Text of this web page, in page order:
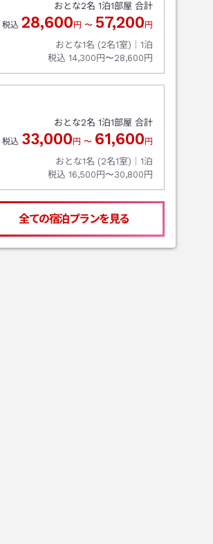
おとな2名 1泊1部屋 合計
税込 28,600 円 〜 57,200 円
おとな1名 (2名1室)｜ 1泊
税込 14,300円〜28,600円
おとな2名 1泊1部屋 合計
税込 33,000 円 〜 61,600 円
おとな1名 (2名1室)｜ 1泊
税込 16,500円〜30,800円
全ての宿泊プランを見る